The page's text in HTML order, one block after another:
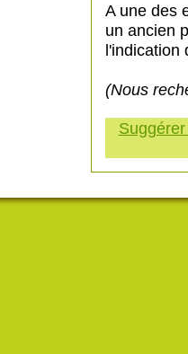
A une des
un ancien
l'indication
(Nous